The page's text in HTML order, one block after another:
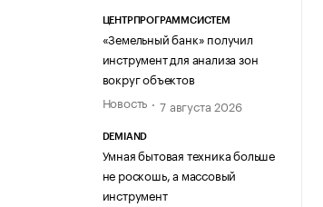
ЦЕНТРПРОГРАММСИСТЕМ
«Земельный банк» получил
инструмент для анализа зон
вокруг объектов
Новость
7 августа 2026
DEMIAND
Умная бытовая техника больше
не роскошь, а массовый
инструмент